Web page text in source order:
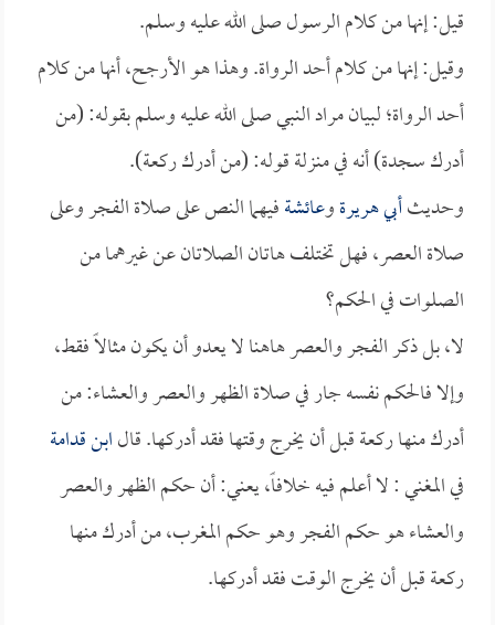
قيل: إنها من كلام الرسول صلى الله عليه وسلم.
وقيل: إنها من كلام أحد الرواة. وهذا هو الأرجح، أنها من كلام
أحد الرواة؛ لبيان مراد النبي صلى الله عليه وسلم بقوله: (من
أدرك سجدة) أنه في منزلة قوله: (من أدرك ركعة).
وحديثأبي هريرةوعائشةفيهما النص على صلاة الفجر وعلى
صلاة العصر، فهل تختلف هاتان الصلاتان عن غيرهما من
الصلوات في الحكم؟
لا، بل ذكر الفجر والعصر هاهنا لا يعدو أن يكون مثالاً فقط،
وإلا فالحكم نفسه جار في صلاة الظهر والعصر والعشاء: من
أدرك منها ركعة قبل أن يخرج وقتها فقد أدركها. قالابن قدامة
في المغني : لا أعلم فيه خلافاً، يعني: أن حكم الظهر والعصر
والعشاء هو حكم الفجر وهو حكم المغرب، من أدرك منها
ركعة قبل أن يخرج الوقت فقد أدركها.